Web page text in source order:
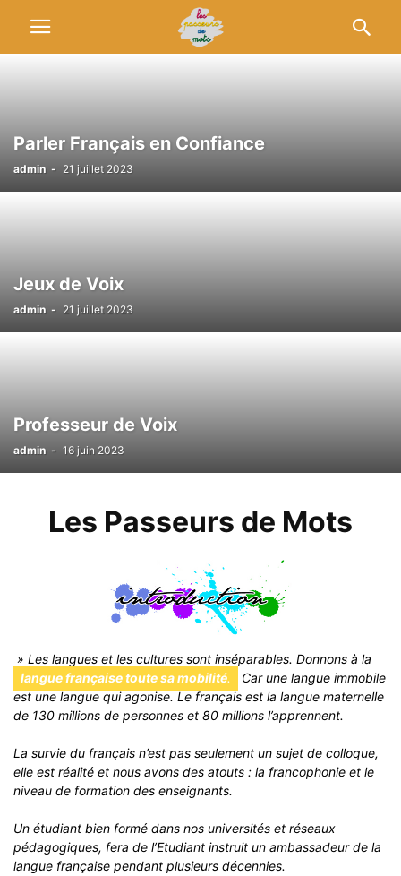
Parler Français en Confiance
admin - 21 juillet 2023
Jeux de Voix
admin - 21 juillet 2023
Professeur de Voix
admin - 16 juin 2023
Les Passeurs de Mots
» Les langues et les cultures sont inséparables. Donnons à la
langue française toute sa mobilité.
Car une langue immobile
est une langue qui agonise. Le français est la langue maternelle
de 130 millions de personnes et 80 millions l’apprennent.
La survie du français n’est pas seulement un sujet de colloque,
elle est réalité et nous avons des atouts : la francophonie et le
niveau de formation des enseignants.
Un étudiant bien formé dans nos universités et réseaux
pédagogiques, fera de l’Etudiant instruit un ambassadeur de la
langue française pendant plusieurs décennies.